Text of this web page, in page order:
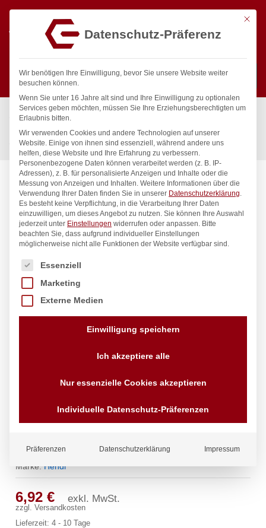
Suchen
Start / Gastronomiebedarf & Gastro Geräte für Profis
Präsentation
Tabletts
Serviertablett rund mit hohem Rand, HENDI, ø360x(H)39mm
HENDI, ø360x(H)39mm
Marke:Hendi
6,92€ exkl. MwSt.
zzgl.Versandkosten
Lieferzeit:4 - 10 Tage
Mit
Datenschutz-Präferenz
Wir benötigen Ihre Einwilligung, bevor Sie unsere Website weiter
besuchen können.
Wenn Sie unter 16 Jahre alt sind und Ihre Einwilligung zu optionalen
Services geben möchten, müssen Sie Ihre Erziehungsberechtigten um
Erlaubnis bitten.
Wir verwenden Cookies und andere Technologien auf unserer
Website. Einige von ihnen sind essenziell, während andere uns
helfen, diese Website und Ihre Erfahrung zu verbessern.
Personenbezogene Daten können verarbeitet werden (z. B. IP-
Adressen), z. B. für personalisierte Anzeigen und Inhalte oder die
Messung von Anzeigen und Inhalten. Weitere Informationen über die
Verwendung Ihrer Daten finden Sie in unserer Datenschutzerklärung.
Es besteht keine Verpflichtung, in die Verarbeitung Ihrer Daten
einzuwilligen, um dieses Angebot zu nutzen. Sie können Ihre Auswahl
jederzeit unter Einstellungen widerrufen oder anpassen. Bitte
beachten Sie, dass aufgrund individueller Einstellungen
möglicherweise nicht alle Funktionen der Website verfügbar sind.
Es folgt eine Liste der Service-Gruppen, für die eine
Essenziell
Marketing
Externe Medien
Einwilligung speichern
Ich akzeptiere alle
Nur essenzielle Cookies akzeptieren
Individuelle Datenschutz-Präferenzen
Präferenzen Datenschutzerklärung Impressum